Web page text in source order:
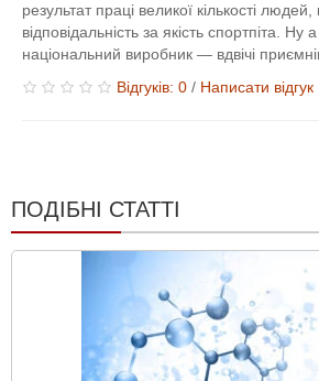
результат праці великої кількості
відповідальність за якість спортпіта. Ну
національний виробник — вдвічі
Відгуків: 0/ Написати відгук
ПОДІБНІ СТАТТІ